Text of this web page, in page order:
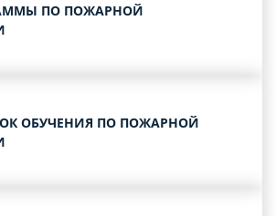
ПО ПОЖАРНОЙ
ОБУЧЕНИЯ ПО ПОЖАРНОЙ